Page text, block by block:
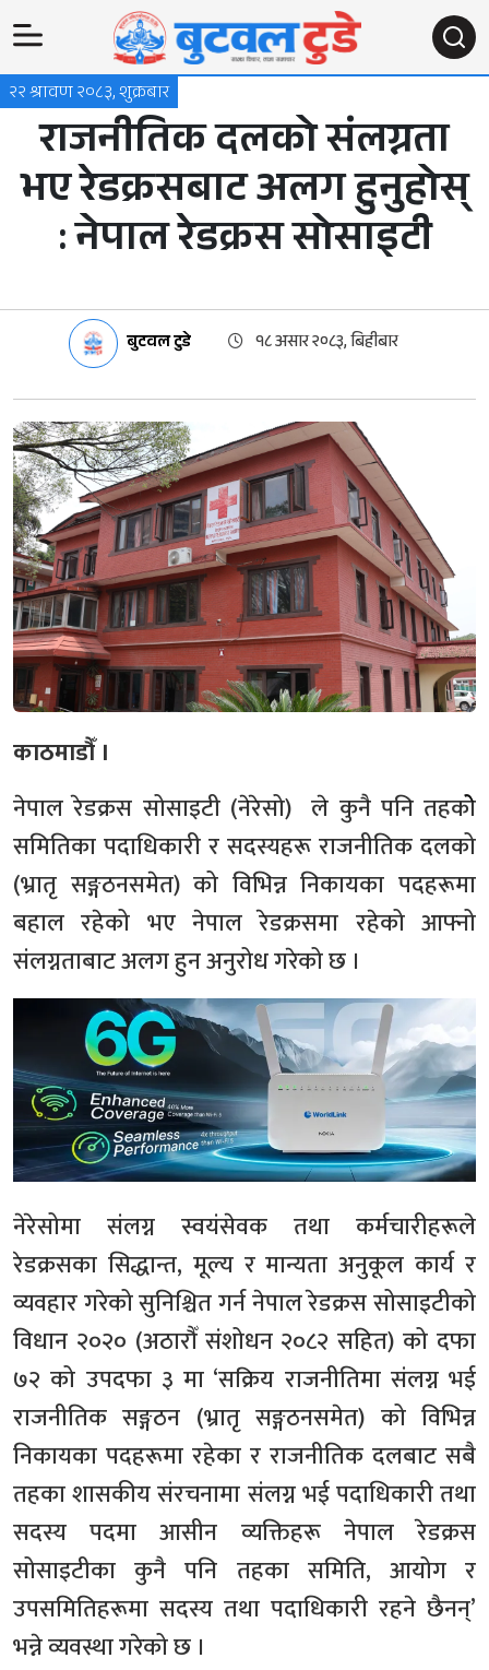
२२ श्रावण २०८३, शुक्रबार
राजनीतिक दलको संलग्नता
भए रेडक्रसबाट अलग हुनुहोस्
: नेपाल रेडक्रस सोसाइटी
बुटवल टुडे १८ असार २०८३, बिहीबार
काठमाडौँ ।
नेपाल रेडक्रस सोसाइटी (नेरेसो) ले कुनै पनि तहकोे
समितिका पदाधिकारी र सदस्यहरू राजनीतिक दलको
(भ्रातृ सङ्गठनसमेत) को विभिन्न निकायका पदहरूमा
बहाल रहेको भए नेपाल रेडक्रसमा रहेको आफ्नो
संलग्नताबाट अलग हुन अनुरोध गरेको छ ।
नेरेसोमा संलग्न स्वयंसेवक तथा कर्मचारीहरूले
रेडक्रसका सिद्धान्त, मूल्य र मान्यता अनुकूल कार्य र
व्यवहार गरेको सुनिश्चित गर्न नेपाल रेडक्रस सोसाइटीको
विधान २०२० (अठारौँ संशोधन २०८२ सहित) को दफा
७२ को उपदफा ३ मा ‘सक्रिय राजनीतिमा संलग्न भई
राजनीतिक सङ्गठन (भ्रातृ सङ्गठनसमेत) को विभिन्न
निकायका पदहरूमा रहेका र राजनीतिक दलबाट सबै
तहका शासकीय संरचनामा संलग्न भई पदाधिकारी तथा
सदस्य पदमा आसीन व्यक्तिहरू नेपाल रेडक्रस
सोसाइटीका कुनै पनि तहका समिति, आयोग र
उपसमितिहरूमा सदस्य तथा पदाधिकारी रहने छैनन्’
भन्ने व्यवस्था गरेको छ ।